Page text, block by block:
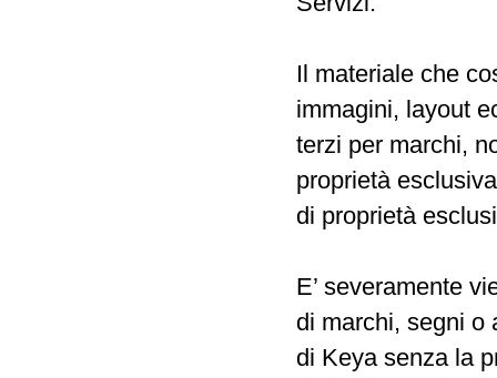
Il materiale che
immagini, layout
terzi per marchi,
proprietà
di proprietà
E’ severamente
di marchi, segni o
di Keya senza la